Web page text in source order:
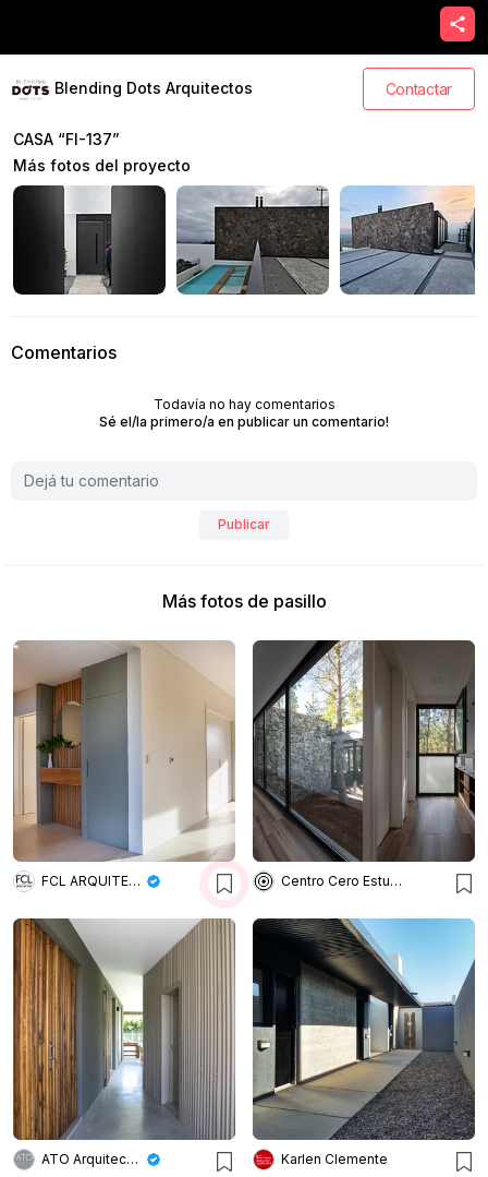
Blending Dots Arquitectos Contactar
CASA “FI-137”
Más fotos del proyecto
Comentarios
Todavía no hay comentarios
Sé el/la primero/a en publicar un comentario!
Publicar
Más fotos de pasillo
FCL ARQUITECTURA Centro Cero Estudio
ATO Arquitectos Karlen Clemente